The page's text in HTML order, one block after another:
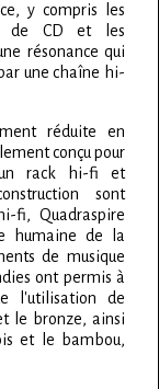
y compris les
de CD et les
résonance qui
une chaîne hi-
réduite en
conçu pour
rack hi-fi et
sont
fi, Quadraspire
humaine de la
de musique
ont permis à
l'utilisation de
le bronze, ainsi
et le bambou,